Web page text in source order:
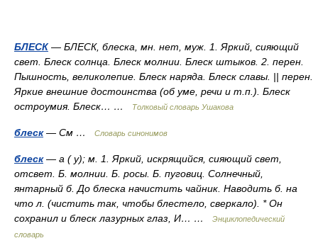
БЛЕСК— БЛЕСК, блеска, мн. нет, муж. 1. Яркий, сияющий
свет. Блеск солнца. Блеск молнии. Блеск штыков. 2. перен.
Пышность, великолепие. Блеск наряда. Блеск славы. || перен.
Яркие внешние достоинства (об уме, речи и т.п.). Блеск
остроумия. Блеск… …
Толковый словарь Ушакова
блеск— См … Словарь синонимов
блеск— а ( у); м. 1. Яркий, искрящийся, сияющий свет,
отсвет. Б. молнии. Б. росы. Б. пуговиц. Солнечный,
янтарный б. До блеска начистить чайник. Наводить б. на
что л. (чистить так, чтобы блестело, сверкало). * Он
сохранил и блеск лазурных глаз, И… …
Энциклопедический
словарь